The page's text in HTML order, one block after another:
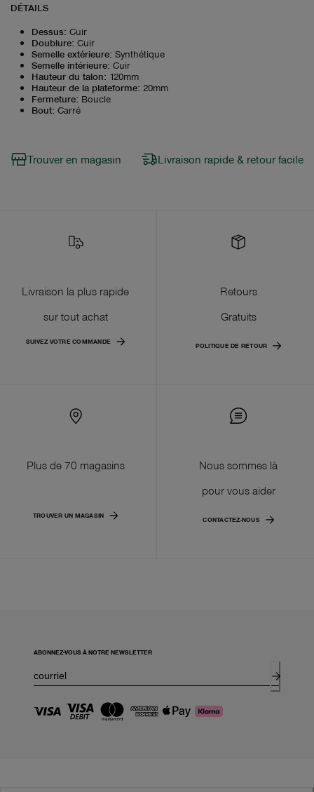
DÉTAILS
Dessus: Cuir
Doublure: Cuir
Semelle extérieure: Synthétique
Semelle intérieure: Cuir
Hauteur du talon: 120mm
Hauteur de la plateforme: 20mm
Fermeture: Boucle
Bout: Carré
Trouver en magasin Livraison rapide & retour facile
Livraison la plus rapide
sur tout achat
SUIVEZ VOTRE COMMANDE
Retours
Gratuits
POLITIQUE DE RETOUR
Plus de 70 magasins
TROUVER UN MAGASIN
Nous sommes là
pour vous aider
CONTACTEZ-NOUS
ABONNEZ-VOUS À NOTRE NEWSLETTER